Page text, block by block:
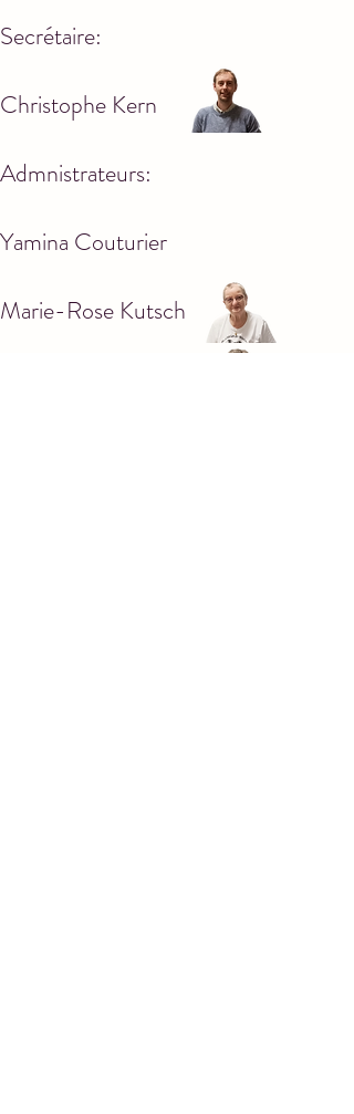
Secrétaire:
Christophe Kern
Admnistrateurs:
Yamina Couturier
Marie-Rose Kutsch